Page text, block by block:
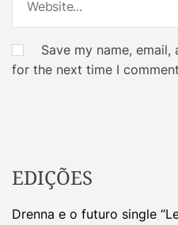
Save my name,
for the next time I
EDIÇÕES
Drenna e o futuro single